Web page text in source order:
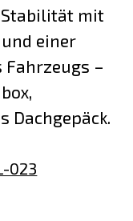
Stabilität mit
einer
Fahrzeugs –
Dachgepäck.
023